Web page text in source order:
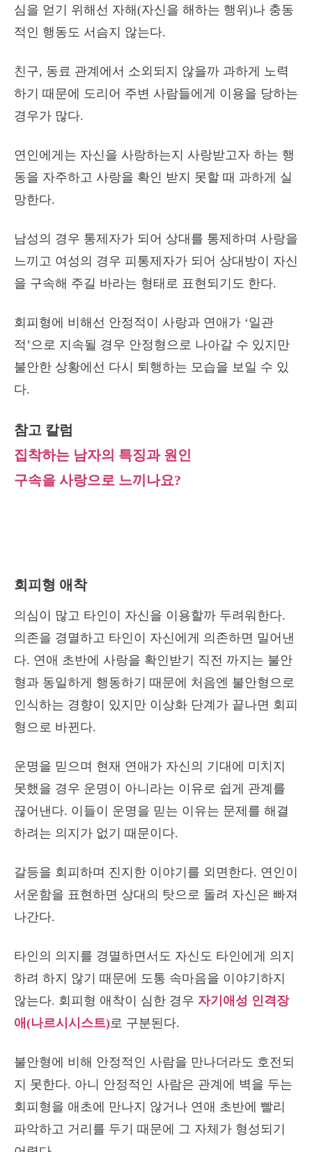
심을 얻기 위해선 자해(자신을 해하는 행위)나 충동
적인 행동도 서슴지 않는다.
친구, 동료 관계에서 소외되지 않을까 과하게 노력
하기 때문에 도리어 주변 사람들에게 이용을 당하는
경우가 많다.
연인에게는 자신을 사랑하는지 사랑받고자 하는 행
동을 자주하고 사랑을 확인 받지 못할 때 과하게 실
망한다.
남성의 경우 통제자가 되어 상대를 통제하며 사랑을
느끼고 여성의 경우 피통제자가 되어 상대방이 자신
을 구속해 주길 바라는 형태로 표현되기도 한다.
회피형에 비해선 안정적이 사랑과 연애가 ‘일관
적’으로 지속될 경우 안정형으로 나아갈 수 있지만
불안한 상황에선 다시 퇴행하는 모습을 보일 수 있
다.
참고 칼럼
집착하는 남자의 특징과 원인
구속을 사랑으로 느끼나요?
회피형 애착
의심이 많고 타인이 자신을 이용할까 두려워한다.
의존을 경멸하고 타인이 자신에게 의존하면 밀어낸
다. 연애 초반에 사랑을 확인받기 직전 까지는 불안
형과 동일하게 행동하기 때문에 처음엔 불안형으로
인식하는 경향이 있지만 이상화 단계가 끝나면 회피
형으로 바뀐다.
운명을 믿으며 현재 연애가 자신의 기대에 미치지
못했을 경우 운명이 아니라는 이유로 쉽게 관계를
끊어낸다. 이들이 운명을 믿는 이유는 문제를 해결
하려는 의지가 없기 때문이다.
갈등을 회피하며 진지한 이야기를 외면한다. 연인이
서운함을 표현하면 상대의 탓으로 돌려 자신은 빠져
나간다.
타인의 의지를 경멸하면서도 자신도 타인에게 의지
하려 하지 않기 때문에 도통 속마음을 이야기하지
않는다. 회피형 애착이 심한 경우 자기애성 인격장
애(나르시시스트)로 구분된다.
불안형에 비해 안정적인 사람을 만나더라도 호전되
지 못한다. 아니 안정적인 사람은 관계에 벽을 두는
회피형을 애초에 만나지 않거나 연애 초반에 빨리
파악하고 거리를 두기 때문에 그 자체가 형성되기